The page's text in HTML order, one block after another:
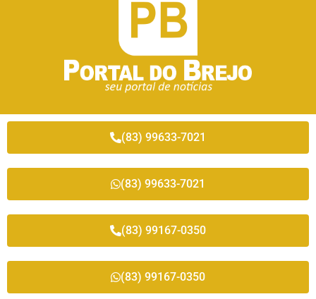
(83) 99633-7021
(83) 99633-7021
(83) 99167-0350
(83) 99167-0350